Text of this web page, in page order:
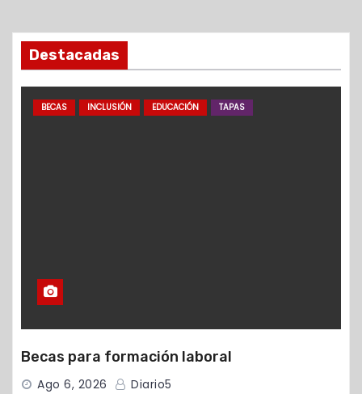
Destacadas
BECAS INCLUSIÓN EDUCACIÓN TAPAS
Becas para formación laboral
Ago 6, 2026 Diario5